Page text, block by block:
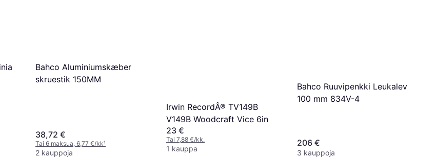
Bahco Aluminiumskæber
skruestik 150MM
38,72 €
Tai 6 maksua, 6,77 €/kk¹
2 kauppoja
Irwin RecordÂ® TV149B
V149B Woodcraft Vice 6in
23 €
Tai 7,88 €/kk.
1 kauppa
Bahco Ruuvipenkki Leukalev
100 mm 834V-4
206 €
3 kauppoja